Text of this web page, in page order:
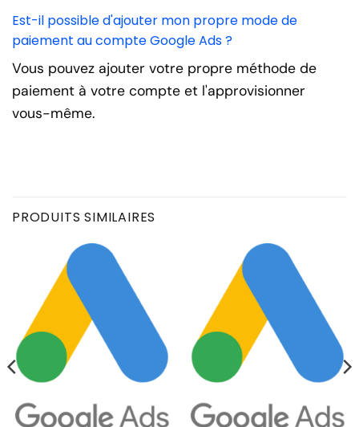
Est-il possible d'ajouter mon propre mode de
paiement au compte Google Ads ?
Vous pouvez ajouter votre propre méthode de
paiement à votre compte et l'approvisionner
vous-même.
PRODUITS SIMILAIRES